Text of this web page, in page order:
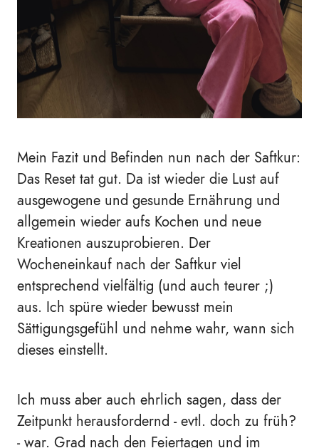
Mein Fazit und Befinden nun nach der Saftkur:
Das Reset tat gut. Da ist wieder die Lust auf
ausgewogene und gesunde Ernährung und
allgemein wieder aufs Kochen und neue
Kreationen auszuprobieren. Der
Wocheneinkauf nach der Saftkur viel
entsprechend vielfältig (und auch teurer ;)
aus. Ich spüre wieder bewusst mein
Sättigungsgefühl und nehme wahr, wann sich
dieses einstellt.
Ich muss aber auch ehrlich sagen, dass der
Zeitpunkt herausfordernd - evtl. doch zu früh?
- war. Grad nach den Feiertagen und im